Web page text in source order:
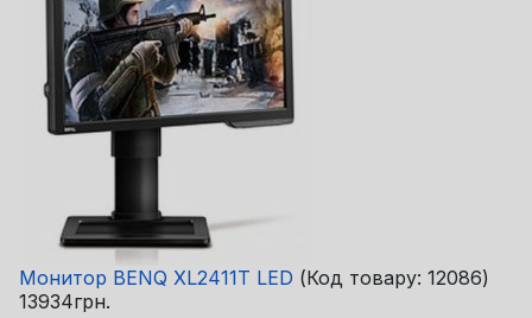
Монитор BENQ XL2411T LED (Код товару: 12086)
13934грн.